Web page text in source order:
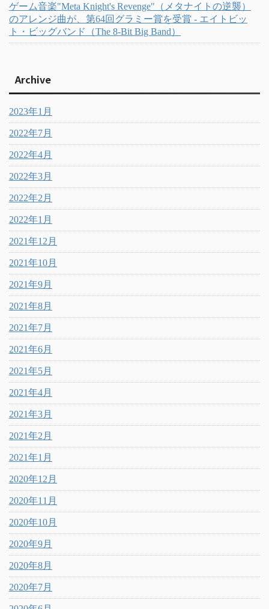
ゲーム音楽"Meta Knight's Revenge"（メタナイトの逆襲）
のアレンジ曲が、第64回グラミー賞を受賞 - エイトビッ
ト・ビッグバンド（The 8-Bit Big Band）
Archive
2023年1月
2022年7月
2022年4月
2022年3月
2022年2月
2022年1月
2021年12月
2021年10月
2021年9月
2021年8月
2021年7月
2021年6月
2021年5月
2021年4月
2021年3月
2021年2月
2021年1月
2020年12月
2020年11月
2020年10月
2020年9月
2020年8月
2020年7月